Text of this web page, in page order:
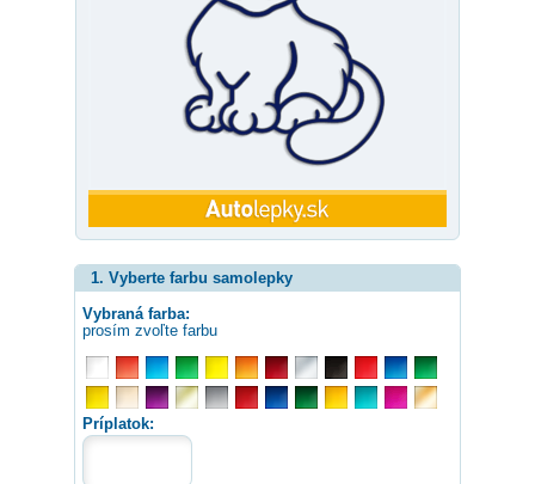
1. Vyberte farbu samolepky
Vybraná farba:
prosím zvoľte farbu
Príplatok: